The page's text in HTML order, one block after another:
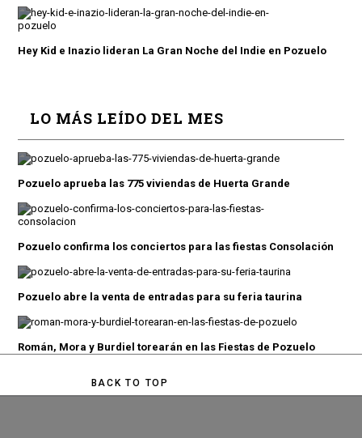
Hey Kid e Inazio lideran La Gran Noche del Indie en Pozuelo
LO MÁS LEÍDO DEL MES
Pozuelo aprueba las 775 viviendas de Huerta Grande
Pozuelo confirma los conciertos para las fiestas Consolación
Pozuelo abre la venta de entradas para su feria taurina
Román, Mora y Burdiel torearán en las Fiestas de Pozuelo
BACK TO TOP